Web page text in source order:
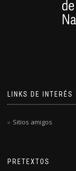
LINKS DE INTERÉS
Sitios amigos
PRETEXTOS